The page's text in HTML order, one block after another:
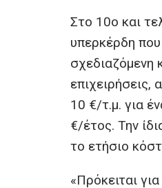
Στο 10ο και
υπερκέρδη
σχεδιαζόμενη
10 €/τ.μ. για
€/έτος. Την
το ετήσιο
«Πρόκειται